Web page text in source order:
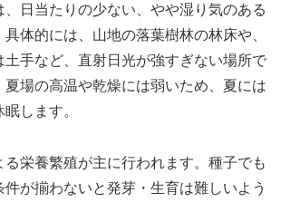
、日当たりの少ない、やや湿り気のある
体的には、山地の落葉樹林の林床や、
土手など、直射日光が強すぎない場所で
夏場の高温や乾燥には弱いため、夏には
します。
栄養繁殖が主に行われます。種子でも
が揃わないと発芽・生育は難しいよう